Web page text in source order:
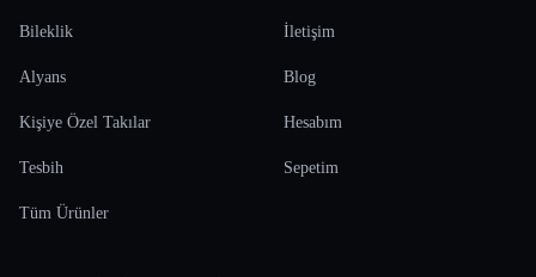
Bileklik
Alyans
Kişiye Özel Takılar
Tesbih
Tüm Ürünler
İletişim
Blog
Hesabım
Sepetim